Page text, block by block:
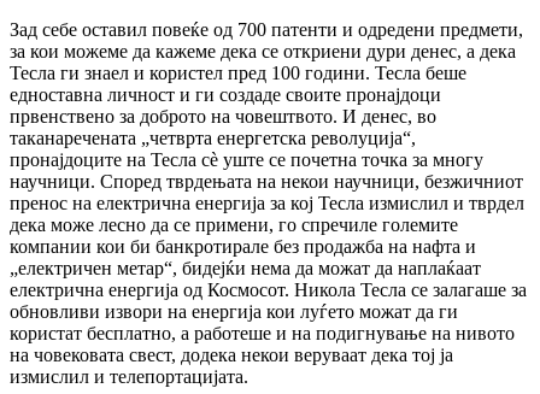
Зад себе оставил повеќе од 700 патенти и одредени предмети,
за кои можеме да кажеме дека се откриени дури денес, а дека
Тесла ги знаел и користел пред 100 години. Тесла беше
едноставна личност и ги создаде своите пронајдоци
првенствено за доброто на човештвото. И денес, во
таканаречената „четврта енергетска револуција“,
пронајдоците на Тесла сè уште се почетна точка за многу
научници. Според тврдењата на некои научници, безжичниот
пренос на електрична енергија за кој Тесла измислил и тврдел
дека може лесно да се примени, го спречиле големите
компании кои би банкротирале без продажба на нафта и
„електричен метар“, бидејќи нема да можат да наплаќаат
електрична енергија од Космосот. Никола Тесла се залагаше за
обновливи извори на енергија кои луѓето можат да ги
користат бесплатно, а работеше и на подигнување на нивото
на човековата свест, додека некои веруваат дека тој ја
измислил и телепортацијата.